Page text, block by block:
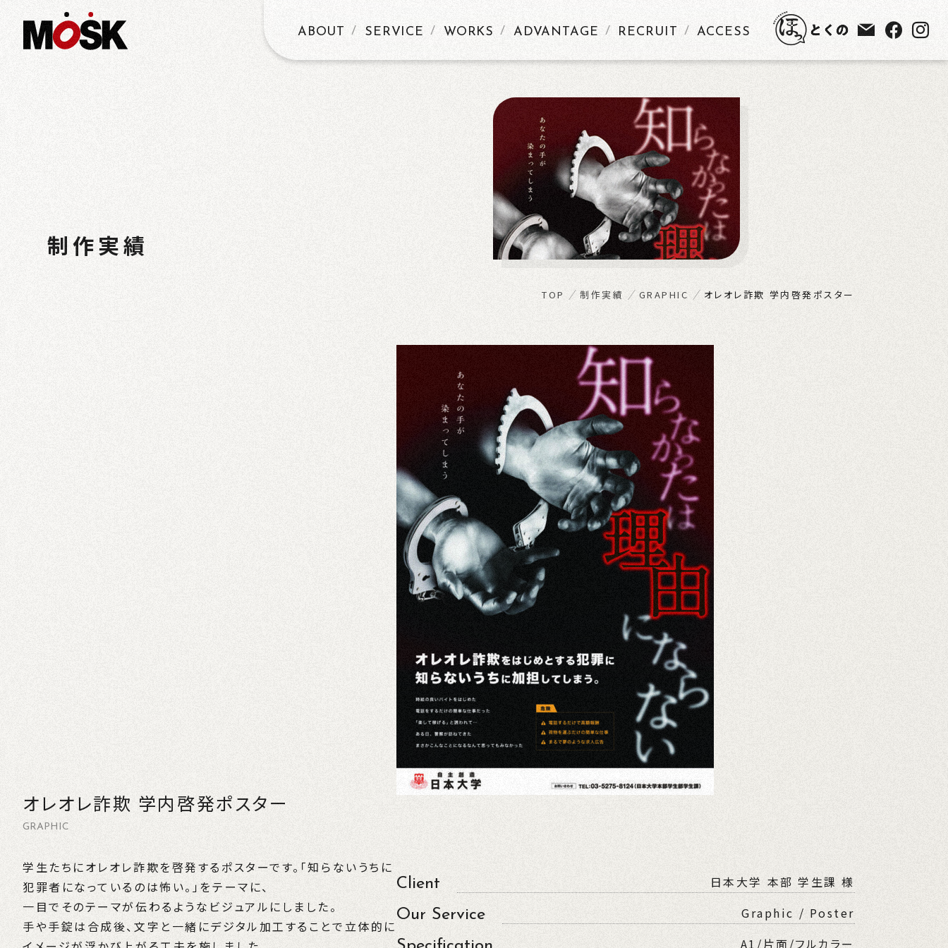
ABOUT SERVICE WORKS ADVANTAGE RECRUIT ACCESS
制作実績
W TOP 制作実績 GRAPHIC オレオレ詐欺 学内啓発ポスター
オレオレ詐欺 学内啓発ポスター
GRAPHIC
学生たちにオレオレ詐欺を啓発するポスターです。「知らないうちに
犯罪者になっているのは怖い。」をテーマに、
一目でそのテーマが伝わるようなビジュアルにしました。
手や手錠は合成後、文字と一緒にデジタル加工することで立体的に
Client
日本大学 本部 学生課 様
Our Service
Graphic / Poster
A1/片面/フルカラー